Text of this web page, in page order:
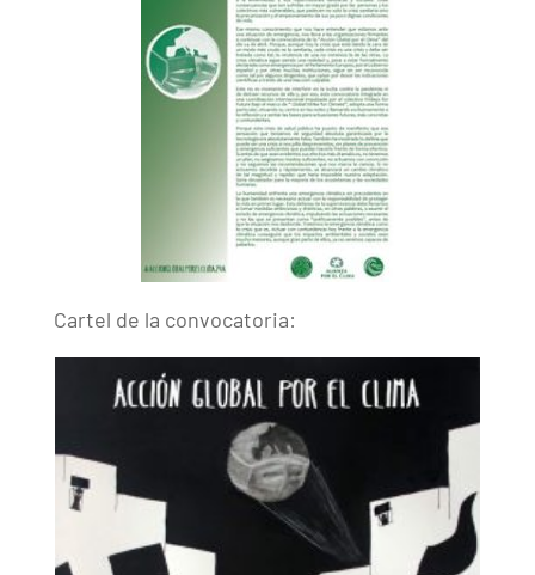
Cartel de la convocatoria: